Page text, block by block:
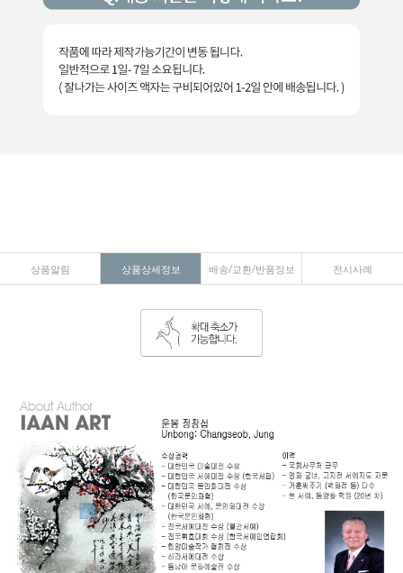
상품알림 상품상세정보 배송/교환/반품정보 전시사례